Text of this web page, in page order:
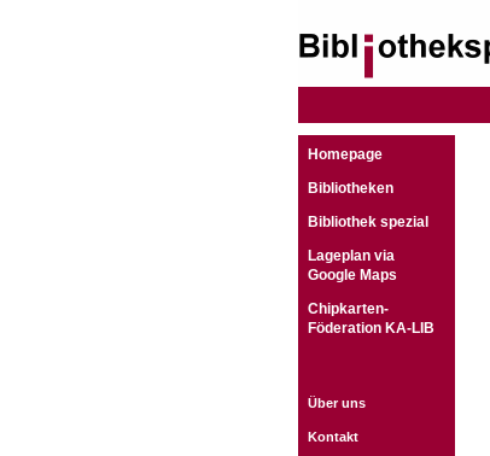
Homepage
Bibliotheken
Bibliothek spezial
Lageplan via
Google Maps
Chipkarten-
Föderation KA-LIB
Über uns
Kontakt